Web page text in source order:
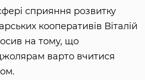
сприяння розвитку
кооперативів Віталій
на тому, що
варто вчитися